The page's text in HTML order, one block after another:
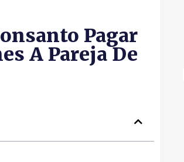
Pagar
A Pareja De